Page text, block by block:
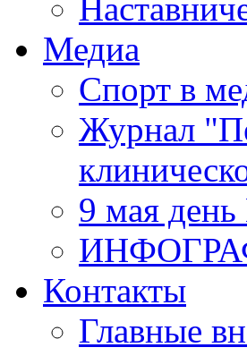
Медиа
Спорт в
Журнал
9 мая
Контакты
Главные